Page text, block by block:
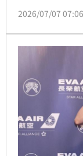
悉，白鹿因小
脊椎容易僵硬
為此，她拍完
2026/07/07 07:06